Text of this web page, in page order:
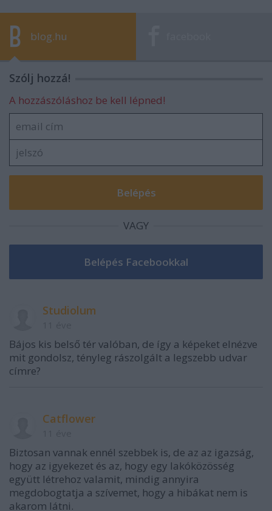
blog.hu
Szólj hozzá!
A hozzászóláshoz be kell lépned!
VAGY
Studiolum
Bájos kis belső tér valóban, de így a képeket elnézve
mit gondolsz, tényleg rászolgált a legszebb udvar
címre?
Catflower
Biztosan vannak ennél szebbek is, de az az igazság,
hogy az igyekezet és az, hogy egy lakóközösség
együtt létrehoz valamit, mindig annyira
megdobogtatja a szívemet, hogy a hibákat nem is
akarom látni.